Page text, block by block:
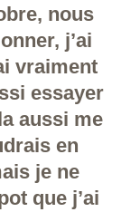
nous
j’ai
vraiment
essayer
aussi me
en
je ne
que j’ai